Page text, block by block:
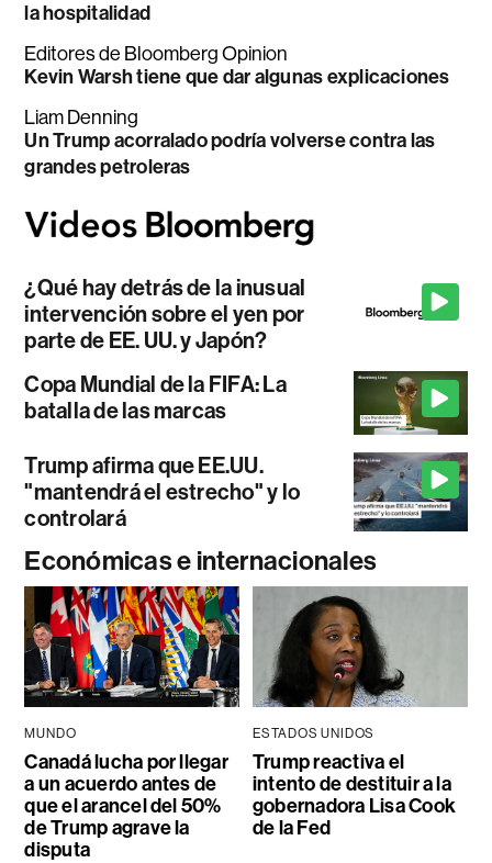
la hospitalidad
Editores de Bloomberg Opinion
Kevin Warsh tiene que dar algunas explicaciones
Liam Denning
Un Trump acorralado podría volverse contra las
grandes petroleras
¿Qué hay detrás de la inusual
intervención sobre el yen por
parte de EE. UU. y Japón?
Copa Mundial de la FIFA: La
batalla de las marcas
Trump afirma que EE.UU.
"mantendrá el estrecho" y lo
controlará
Económicas e internacionales
MUNDO
Canadá lucha por llegar
a un acuerdo antes de
que el arancel del 50%
de Trump agrave la
disputa
ESTADOS UNIDOS
Trump reactiva el
intento de destituir a la
gobernadora Lisa Cook
de la Fed